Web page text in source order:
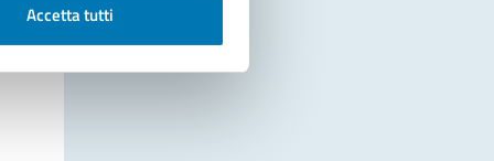
Accetta tutti